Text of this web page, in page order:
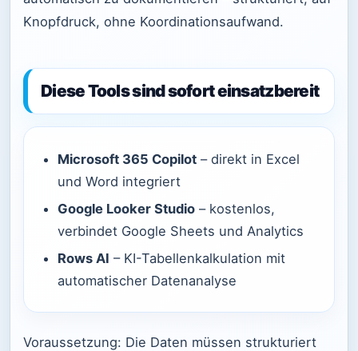
Knopfdruck, ohne Koordinationsaufwand.
Diese Tools sind sofort einsatzbereit
Microsoft 365 Copilot – direkt in Excel
und Word integriert
Google Looker Studio – kostenlos,
verbindet Google Sheets und Analytics
Rows AI – KI-Tabellenkalkulation mit
automatischer Datenanalyse
Voraussetzung: Die Daten müssen strukturiert